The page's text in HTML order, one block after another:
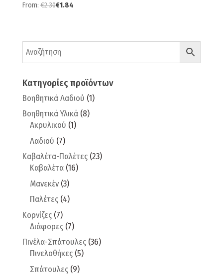
From: €2.30€1.84
Κατηγορίες προϊόντων
Βοηθητικά Λαδιού (1)
Βοηθητικά Υλικά (8)
Ακρυλικού (1)
Λαδιού (7)
Καβαλέτα-Παλέτες (23)
Καβαλέτα (16)
Μανεκέν (3)
Παλέτες (4)
Κορνίζες (7)
Διάφορες (7)
Πινέλα-Σπάτουλες (36)
Πινελοθήκες (5)
Σπάτουλες (9)